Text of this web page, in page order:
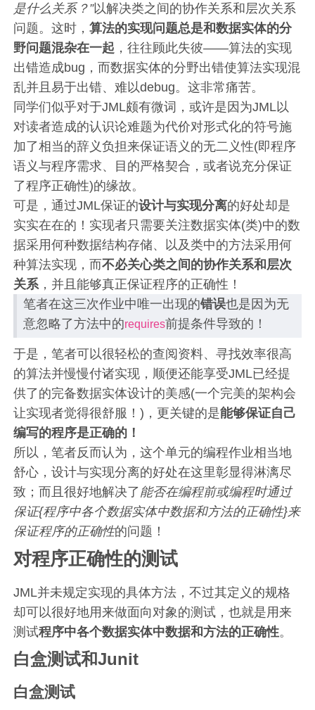
是什么关系？”以解决类之间的协作关系和层次关系
问题。这时，算法的实现问题总是和数据实体的分
野问题混杂在一起 ，往往顾此失彼——算法的实现
出错造成bug，而数据实体的分野出错使算法实现混
乱并且易于出错、难以debug。这非常痛苦。
同学们似乎对于JML颇有微词，或许是因为JML以
对读者造成的认识论难题为代价对形式化的符号施
加了相当的辞义负担来保证语义的无二义性(即程序
语义与程序需求、目的严格契合，或者说充分保证
了程序正确性)的缘故。
可是，通过JML保证的设计与实现分离的好处却是
实实在在的！实现者只需要关注数据实体(类)中的数
据采用何种数据结构存储、以及类中的方法采用何
种算法实现，而不必关心类之间的协作关系和层次
关系 ，并且能够真正保证程序的正确性！
笔者在这三次作业中唯一出现的错误也是因为无
意忽略了方法中的requires前提条件导致的！
于是，笔者可以很轻松的查阅资料、寻找效率很高
的算法并慢慢付诸实现，顺便还能享受JML已经提
供了的完备数据实体设计的美感(一个完美的架构会
让实现者觉得很舒服！)，更关键的是能够保证自己
编写的程序是正确的！
所以，笔者反而认为，这个单元的编程作业相当地
舒心，设计与实现分离的好处在这里彰显得淋漓尽
致；而且很好地解决了能否在编程前或编程时通过
保证{程序中各个数据实体中数据和方法的正确性}来
保证程序的正确性的问题！
对程序正确性的测试
JML并未规定实现的具体方法，不过其定义的规格
却可以很好地用来做面向对象的测试，也就是用来
测试程序中各个数据实体中数据和方法的正确性。
白盒测试和Junit
白盒测试